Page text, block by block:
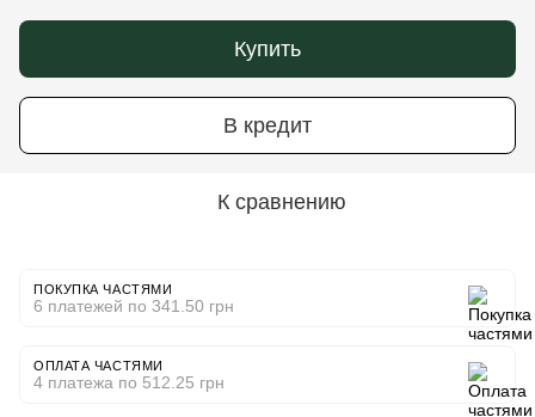
Купить
В кредит
К сравнению
ПОКУПКА ЧАСТЯМИ
6 платежей по 341.50 грн
ОПЛАТА ЧАСТЯМИ
4 платежа по 512.25 грн